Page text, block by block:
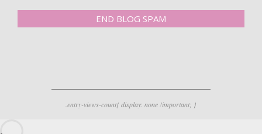
END BLOG SPAM
.entry-views-count{ display: none !important; }